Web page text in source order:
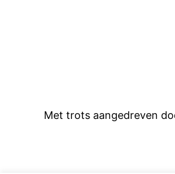
Met trots aangedreven